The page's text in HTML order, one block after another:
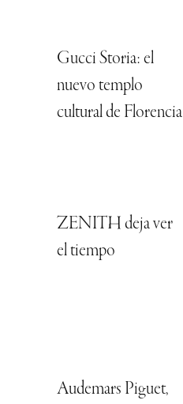
Gucci Storia: el
nuevo templo
cultural de Florencia
ZENITH deja ver
el tiempo
Audemars Piguet,